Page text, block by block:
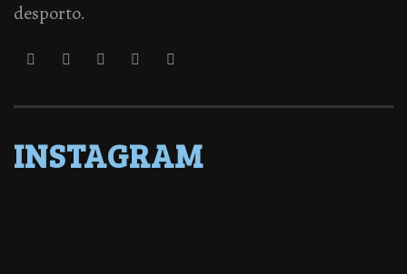
desporto.
INSTAGRAM